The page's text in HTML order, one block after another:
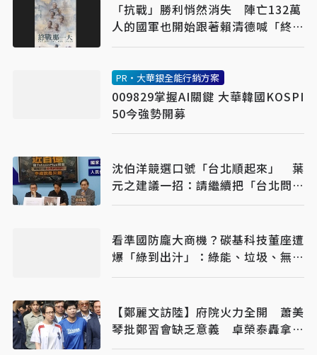
「抗戰」勝利悄然消失 陣亡132萬
人的國軍也開始跟著賴清德喊「終
戰」了
PR・大華銀全能行銷方案
009829掌握AI關鍵 大華韓國KOSPI
50今強勢開募
沈伯洋競選口號「台北順起來」 葉
元之建議一招：請繼續把「台北問
題」帶出去
看準國防龐大商機？碳基科技董座遭
爆「綠到出汁」：綠能、垃圾、無人
機全包
【鄭麗文訪陸】府院火力全開 蕭美
琴批鄭習會缺乏意義 卓榮泰轟拿國
家主權玩火